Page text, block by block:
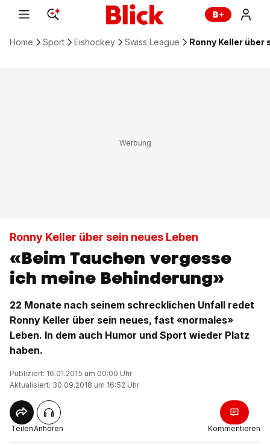
Home Sport Eishockey Swiss League Ronny Keller über
Ronny Keller über sein neues Leben
«Beim Tauchen vergesse
ich meine Behinderung»
22 Monate nach seinem schrecklichen Unfall redet
Ronny Keller über sein neues, fast «normales»
Leben. In dem auch Humor und Sport wieder Platz
haben.
Publiziert: 16.01.2015 um 00:00 Uhr
Aktualisiert: 30.09.2018 um 16:52 Uhr
TeilenAnhören Kommentieren